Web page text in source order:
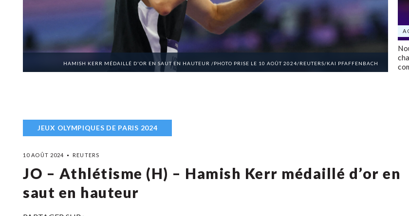
HAMISH KERR MÉDAILLÉ D'OR EN SAUT EN HAUTEUR /PHOTO PRISE LE 10 AOÛT 2024/REUTERS/KAI PFAFFENBACH
JEUX OLYMPIQUES DE PARIS 2024
10 AOÛT 2024 REUTERS
JO – Athlétisme (H) – Hamish Kerr médaillé d’or en
saut en hauteur